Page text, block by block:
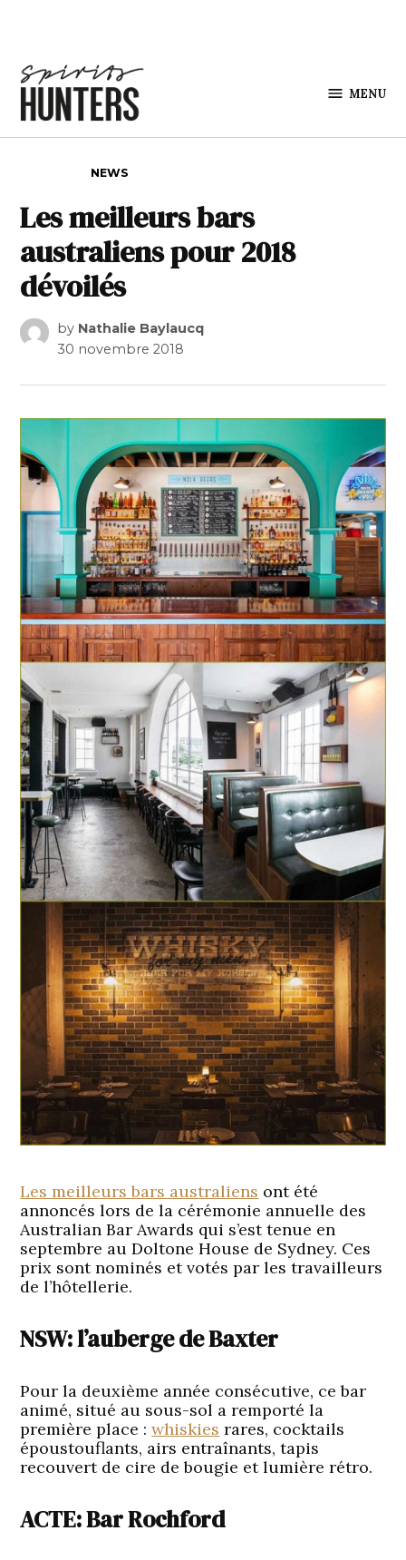
MENU
NEWS
Les meilleurs bars
australiens pour 2018
dévoilés
by Nathalie Baylaucq
30 novembre 2018
Les meilleurs bars australiens ont été
annoncés lors de la cérémonie annuelle des
Australian Bar Awards qui s’est tenue en
septembre au Doltone House de Sydney. Ces
prix sont nominés et votés par les travailleurs
de l’hôtellerie.
NSW: l’auberge de Baxter
Pour la deuxième année consécutive, ce bar
animé, situé au sous-sol a remporté la
première place :whiskies rares, cocktails
époustouflants, airs entraînants, tapis
recouvert de cire de bougie et lumière rétro.
ACTE: Bar Rochford